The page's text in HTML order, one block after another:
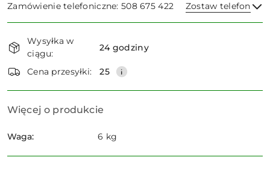
Zamówienie telefoniczne: 508 675 422 Zostaw telefon
i
dostawa
Wysyłka w
ciągu:
24 godziny
Cena przesyłki: 25
Więcej o produkcie
Waga: 6 kg